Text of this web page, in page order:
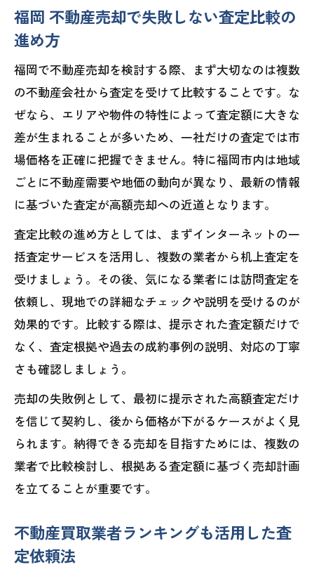
福岡 不動産売却で失敗しない査定比較の
進め方
福岡で不動産売却を検討する際、まず大切なのは複数
の不動産会社から査定を受けて比較することです。な
ぜなら、エリアや物件の特性によって査定額に大きな
差が生まれることが多いため、一社だけの査定では市
場価格を正確に把握できません。特に福岡市内は地域
ごとに不動産需要や地価の動向が異なり、最新の情報
に基づいた査定が高額売却への近道となります。
査定比較の進め方としては、まずインターネットの一
括査定サービスを活用し、複数の業者から机上査定を
受けましょう。その後、気になる業者には訪問査定を
依頼し、現地での詳細なチェックや説明を受けるのが
効果的です。比較する際は、提示された査定額だけで
なく、査定根拠や過去の成約事例の説明、対応の丁寧
さも確認しましょう。
売却の失敗例として、最初に提示された高額査定だけ
を信じて契約し、後から価格が下がるケースがよく見
られます。納得できる売却を目指すためには、複数の
業者で比較検討し、根拠ある査定額に基づく売却計画
を立てることが重要です。
不動産買取業者ランキングも活用した査
定依頼法